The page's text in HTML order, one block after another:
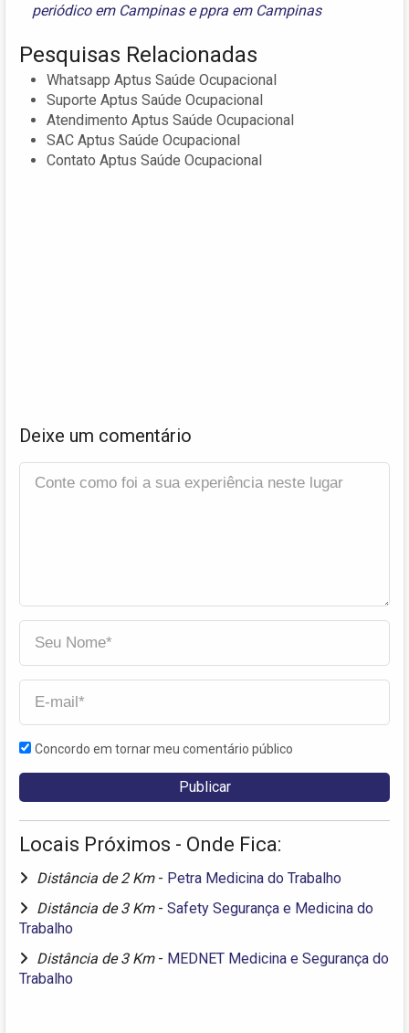
periódico em Campinaseppra em Campinas
Pesquisas Relacionadas
Whatsapp Aptus Saúde Ocupacional
Suporte Aptus Saúde Ocupacional
Atendimento Aptus Saúde Ocupacional
SAC Aptus Saúde Ocupacional
Contato Aptus Saúde Ocupacional
Deixe um comentário
Concordo em tornar meu comentário público
Locais Próximos - Onde Fica:
Distância de 2 Km - Petra Medicina do Trabalho
Distância de 3 Km - Safety Segurança e Medicina do
Trabalho
Distância de 3 Km - MEDNET Medicina e Segurança do
Trabalho